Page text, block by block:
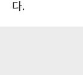
다.